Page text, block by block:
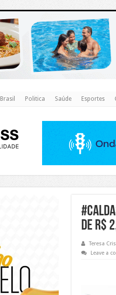
Brasil Politica Saúde Esportes
DE R$
Teresa
Leave a